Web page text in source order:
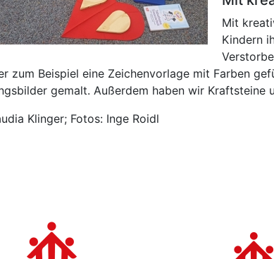
Mit
Kindern
zum Beispiel eine Zeichenvorlage mit Farben
gemalt. Außerdem haben wir Kraftsteine
Klinger; Fotos: Inge Roidl